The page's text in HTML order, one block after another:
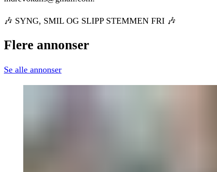
🎶 SYNG, SMIL OG SLIPP STEMMEN FRI 🎶
Flere annonser
Se alle annonser